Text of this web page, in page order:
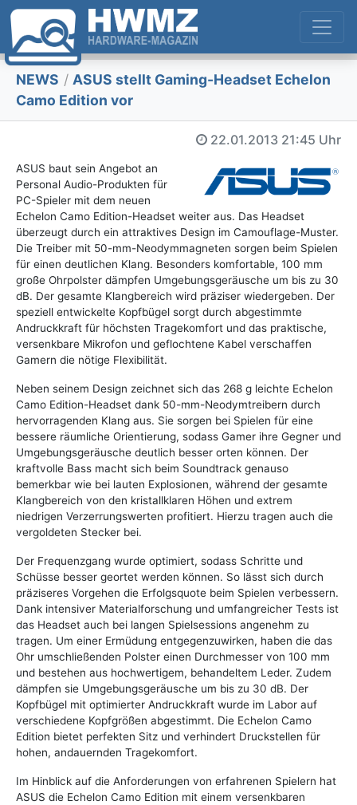
NEWS / ASUS stellt Gaming-Headset Echelon
Camo Edition vor
22.01.2013 21:45 Uhr
ASUS baut sein Angebot an
Personal Audio-Produkten für
PC-Spieler mit dem neuen
Echelon Camo Edition-Headset weiter aus. Das Headset
überzeugt durch ein attraktives Design im Camouflage-Muster.
Die Treiber mit 50-mm-Neodymmagneten sorgen beim Spielen
für einen deutlichen Klang. Besonders komfortable, 100 mm
große Ohrpolster dämpfen Umgebungsgeräusche um bis zu 30
dB. Der gesamte Klangbereich wird präziser wiedergeben. Der
speziell entwickelte Kopfbügel sorgt durch abgestimmte
Andruckkraft für höchsten Tragekomfort und das praktische,
versenkbare Mikrofon und geflochtene Kabel verschaffen
Gamern die nötige Flexibilität.
Neben seinem Design zeichnet sich das 268 g leichte Echelon
Camo Edition-Headset dank 50-mm-Neodymtreibern durch
hervorragenden Klang aus. Sie sorgen bei Spielen für eine
bessere räumliche Orientierung, sodass Gamer ihre Gegner und
Umgebungsgeräusche deutlich besser orten können. Der
kraftvolle Bass macht sich beim Soundtrack genauso
bemerkbar wie bei lauten Explosionen, während der gesamte
Klangbereich von den kristallklaren Höhen und extrem
niedrigen Verzerrungswerten profitiert. Hierzu tragen auch die
vergoldeten Stecker bei.
Der Frequenzgang wurde optimiert, sodass Schritte und
Schüsse besser geortet werden können. So lässt sich durch
präziseres Vorgehen die Erfolgsquote beim Spielen verbessern.
Dank intensiver Materialforschung und umfangreicher Tests ist
das Headset auch bei langen Spielsessions angenehm zu
tragen. Um einer Ermüdung entgegenzuwirken, haben die das
Ohr umschließenden Polster einen Durchmesser von 100 mm
und bestehen aus hochwertigem, behandeltem Leder. Zudem
dämpfen sie Umgebungsgeräusche um bis zu 30 dB. Der
Kopfbügel mit optimierter Andruckkraft wurde im Labor auf
verschiedene Kopfgrößen abgestimmt. Die Echelon Camo
Edition bietet perfekten Sitz und verhindert Druckstellen für
hohen, andauernden Tragekomfort.
Im Hinblick auf die Anforderungen von erfahrenen Spielern hat
ASUS die Echelon Camo Edition mit einem versenkbaren